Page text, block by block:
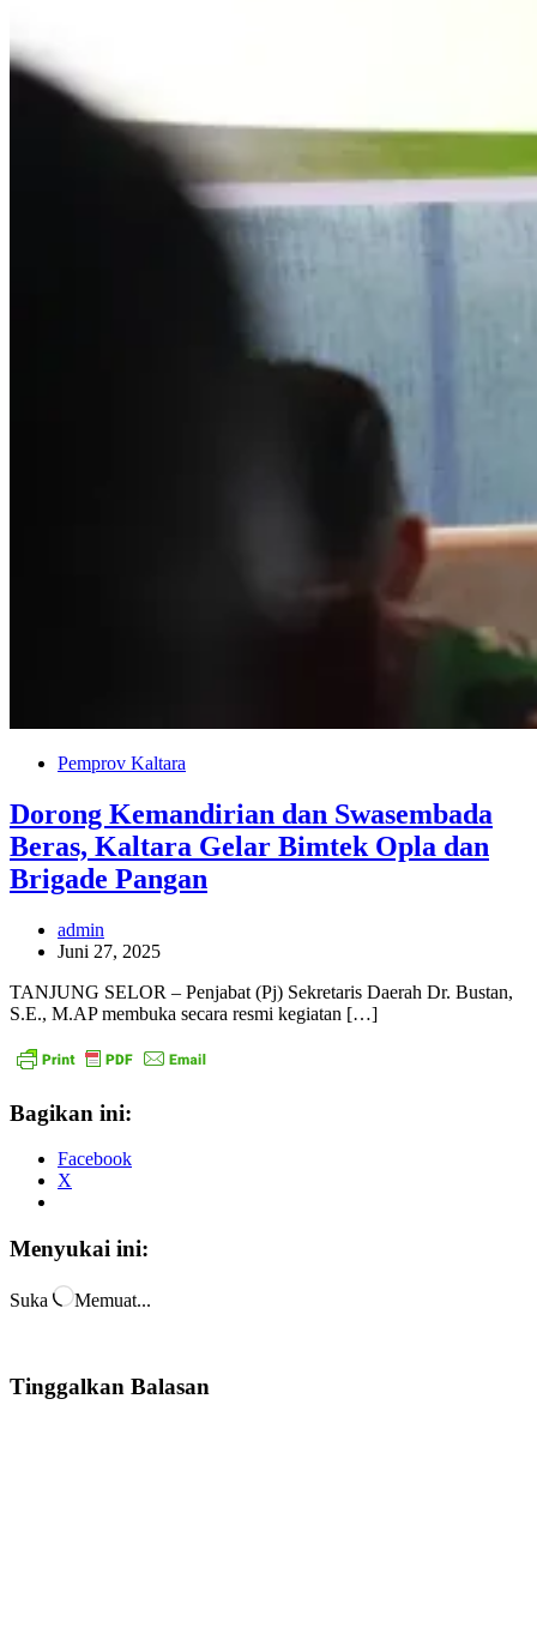
Pemprov Kaltara
Dorong Kemandirian dan Swasembada
Beras, Kaltara Gelar Bimtek Opla dan
Brigade Pangan
admin
Juni 27, 2025
TANJUNG SELOR – Penjabat (Pj) Sekretaris Daerah Dr. Bustan,
S.E., M.AP membuka secara resmi kegiatan […]
Bagikan ini:
Facebook
X
Menyukai ini:
Suka Memuat...
Tinggalkan Balasan